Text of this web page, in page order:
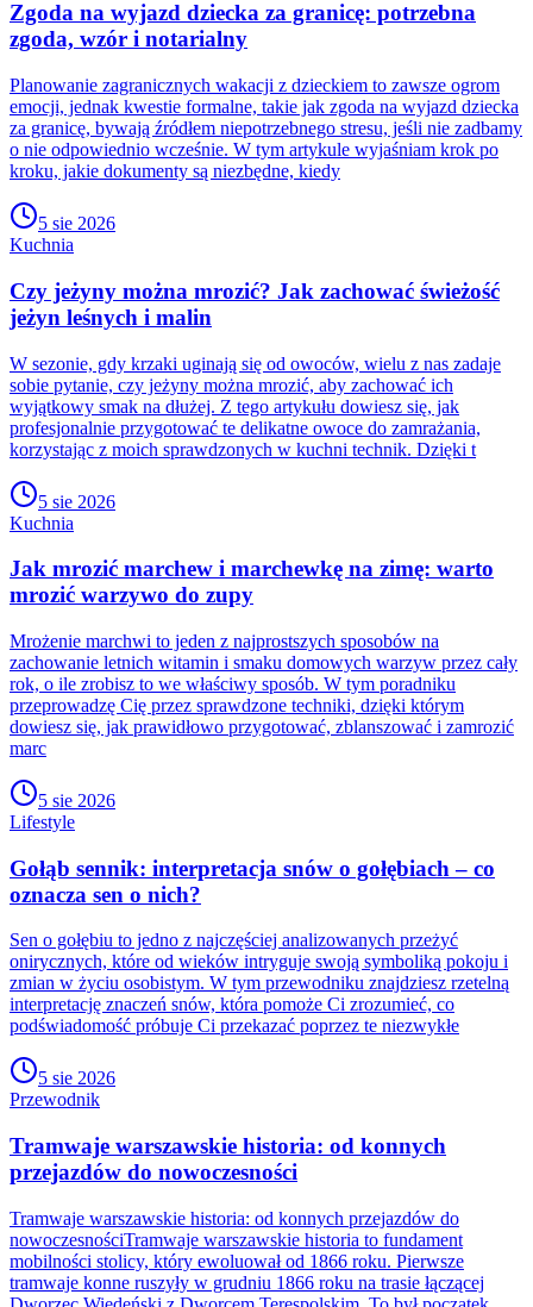
Zgoda na wyjazd dziecka za granicę: potrzebna
zgoda, wzór i notarialny
Planowanie zagranicznych wakacji z dzieckiem to zawsze ogrom
emocji, jednak kwestie formalne, takie jak zgoda na wyjazd dziecka
za granicę, bywają źródłem niepotrzebnego stresu, jeśli nie zadbamy
o nie odpowiednio wcześnie. W tym artykule wyjaśniam krok po
kroku, jakie dokumenty są niezbędne, kiedy
5 sie 2026
Kuchnia
Czy jeżyny można mrozić? Jak zachować świeżość
jeżyn leśnych i malin
W sezonie, gdy krzaki uginają się od owoców, wielu z nas zadaje
sobie pytanie, czy jeżyny można mrozić, aby zachować ich
wyjątkowy smak na dłużej. Z tego artykułu dowiesz się, jak
profesjonalnie przygotować te delikatne owoce do zamrażania,
korzystając z moich sprawdzonych w kuchni technik. Dzięki t
5 sie 2026
Kuchnia
Jak mrozić marchew i marchewkę na zimę: warto
mrozić warzywo do zupy
Mrożenie marchwi to jeden z najprostszych sposobów na
zachowanie letnich witamin i smaku domowych warzyw przez cały
rok, o ile zrobisz to we właściwy sposób. W tym poradniku
przeprowadzę Cię przez sprawdzone techniki, dzięki którym
dowiesz się, jak prawidłowo przygotować, zblanszować i zamrozić
marc
5 sie 2026
Lifestyle
Gołąb sennik: interpretacja snów o gołębiach – co
oznacza sen o nich?
Sen o gołębiu to jedno z najczęściej analizowanych przeżyć
onirycznych, które od wieków intryguje swoją symboliką pokoju i
zmian w życiu osobistym. W tym przewodniku znajdziesz rzetelną
interpretację znaczeń snów, która pomoże Ci zrozumieć, co
podświadomość próbuje Ci przekazać poprzez te niezwykłe
5 sie 2026
Przewodnik
Tramwaje warszawskie historia: od konnych
przejazdów do nowoczesności
Tramwaje warszawskie historia: od konnych przejazdów do
nowoczesnościTramwaje warszawskie historia to fundament
mobilności stolicy, który ewoluował od 1866 roku. Pierwsze
tramwaje konne ruszyły w grudniu 1866 roku na trasie łączącej